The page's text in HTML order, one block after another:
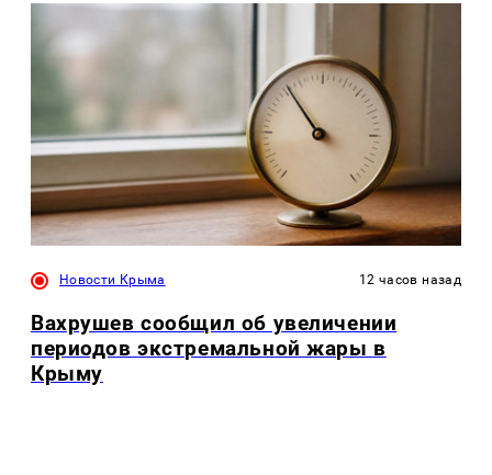
Новости Крыма 12 часов назад
Вахрушев сообщил об увеличении
периодов экстремальной жары в
Крыму